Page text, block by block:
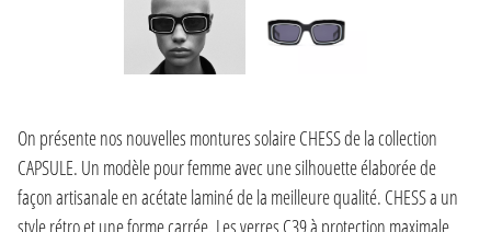
On présente nos nouvelles montures solaire CHESS de la collection
CAPSULE. Un modèle pour femme avec une silhouette élaborée de
façon artisanale en acétate laminé de la meilleure qualité. CHESS a un
style rétro et une forme carrée. Les verres C39 à protection maximale